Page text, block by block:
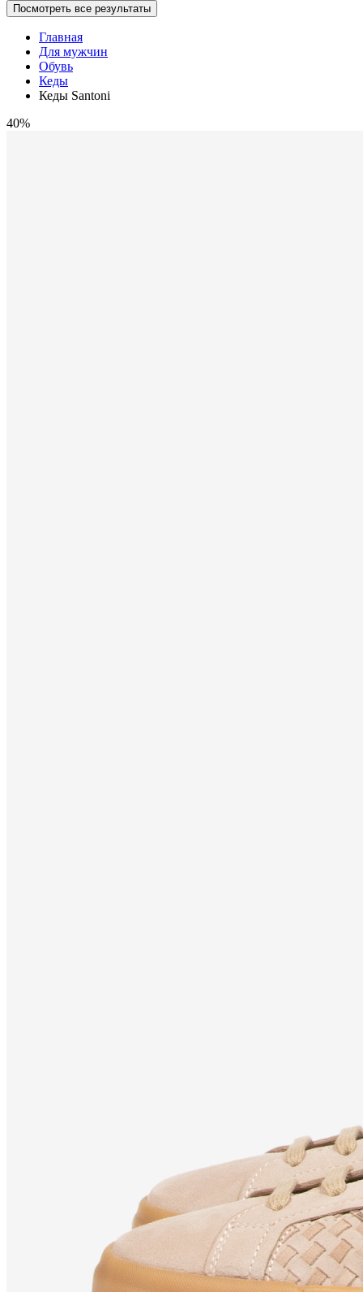
Посмотреть все результаты
Главная
Для мужчин
Обувь
Кеды
Кеды Santoni
40%